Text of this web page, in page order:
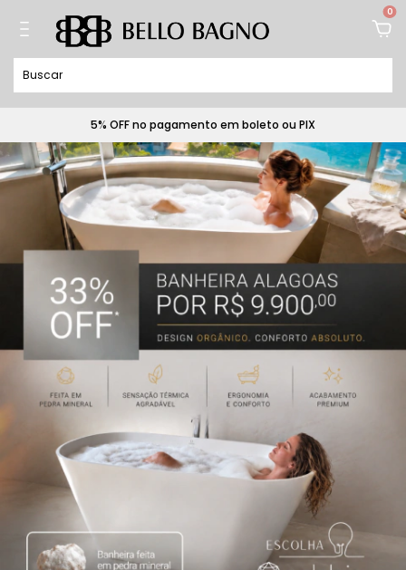
0
5% OFF no pagamento em boleto ou PIX